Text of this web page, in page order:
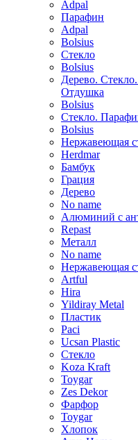
Adpal
Парафин
Adpal
Bolsius
Стекло
Bolsius
Дерево.
Отдушка
Bolsius
Стекло.
Bolsius
Нержавеющая
Herdmar
Бамбук
Грация
Дерево
No name
Алюминий с
Repast
Металл
No name
Нержавеющая
Artful
Hira
Yildiray Metal
Пластик
Paci
Ucsan Plastic
Стекло
Koza Kraft
Toygar
Zes Dekor
Фарфор
Toygar
Хлопок